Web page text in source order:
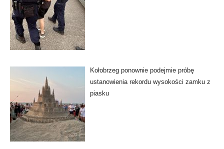
Kołobrzeg ponownie podejmie próbę
ustanowienia rekordu wysokości zamku z
piasku